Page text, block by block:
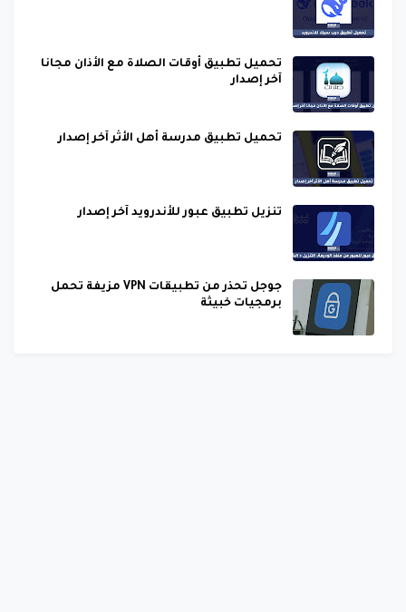
تحميل تطبيق أوقات الصلاة مع الأذان مجانا
آخر إصدار
تحميل تطبيق مدرسة أهل الأثر آخر إصدار
تنزيل تطبيق عبور للأندرويد آخر إصدار
جوجل تحذر من تطبيقات VPN مزيفة تحمل
برمجيات خبيثة